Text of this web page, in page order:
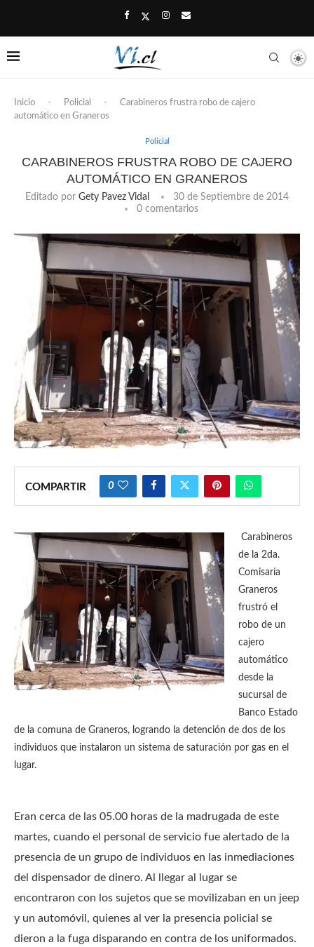
Inicio - Policial -
Carabineros frustra robo de cajero
automático en Graneros
Policial
CARABINEROS FRUSTRA ROBO DE CAJERO
AUTOMÁTICO EN GRANEROS
Editado por Gety Pavez Vidal
30 de Septiembre de 2014
0 comentarios
COMPARTIR 0
Carabineros
de la 2da.
Comisaría
Graneros
frustró el
robo de un
cajero
automático
desde la
sucursal de
Banco Estado
de la comuna de Graneros, logrando la detención de dos de los
individuos que instalaron un sistema de saturación por gas en el
lugar.
Eran cerca de las 05.00 horas de la madrugada de este
martes, cuando el personal de servicio fue alertado de la
presencia de un grupo de individuos en las inmediaciones
del dispensador de dinero. Al llegar al lugar se
encontraron con los sujetos que se movilizaban en un jeep
y un automóvil, quienes al ver la presencia policial se
dieron a la fuga disparando en contra de los uniformados.